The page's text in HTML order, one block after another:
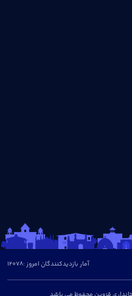
آمار بازدیدکنندگان امروز :12078